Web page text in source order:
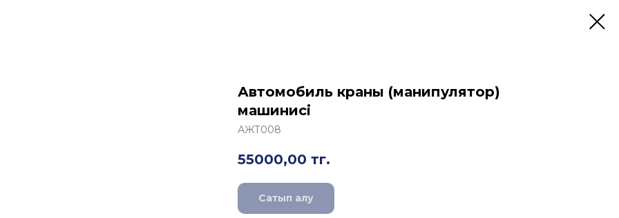
Автомобиль краны (манипулятор)
машинисі
АЖТ008
55000,00 тг.
Сатып алу